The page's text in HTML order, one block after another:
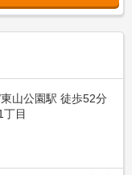
山公園駅 徒歩52分
目